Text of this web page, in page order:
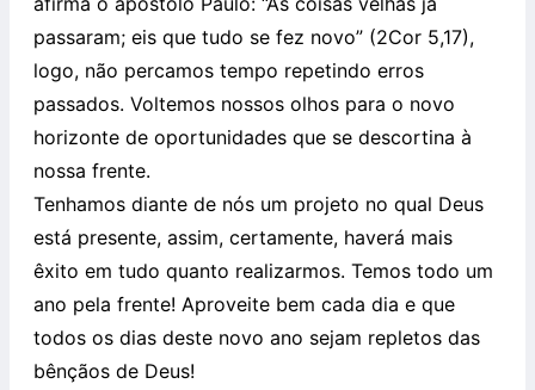
passaram; eis que tudo se fez novo” (2Cor 5,17),
logo, não percamos tempo repetindo erros
passados. Voltemos nossos olhos para o novo
horizonte de oportunidades que se descortina à
nossa frente.
Tenhamos diante de nós um projeto no qual Deus
está presente, assim, certamente, haverá mais
êxito em tudo quanto realizarmos. Temos todo um
ano pela frente! Aproveite bem cada dia e que
todos os dias deste novo ano sejam repletos das
bênçãos de Deus!